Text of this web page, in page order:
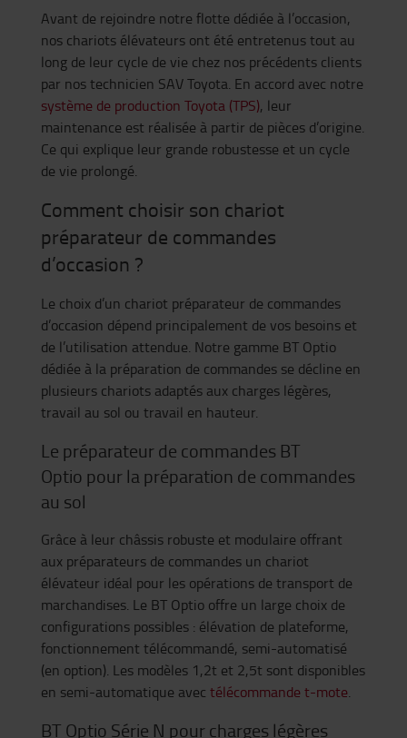
Avant de rejoindre notre flotte dédiée à l’occasion,
nos chariots élévateurs ont été entretenus tout au
long de leur cycle de vie chez nos précédents clients
par nos technicien SAV Toyota. En accord avec notre
système de production Toyota (TPS), leur
maintenance est réalisée à partir de pièces d’origine.
Ce qui explique leur grande robustesse et un cycle
de vie prolongé.
Comment choisir son chariot
préparateur de commandes
d’occasion ?
Le choix d’un chariot préparateur de commandes
d’occasion dépend principalement de vos besoins et
de l’utilisation attendue. Notre gamme BT Optio
dédiée à la préparation de commandes se décline en
plusieurs chariots adaptés aux charges légères,
travail au sol ou travail en hauteur.
Le préparateur de commandes BT
Optio pour la préparation de commandes
au sol
Grâce à leur châssis robuste et modulaire offrant
aux préparateurs de commandes un chariot
élévateur idéal pour les opérations de transport de
marchandises. Le BT Optio offre un large choix de
configurations possibles : élévation de plateforme,
fonctionnement télécommandé, semi-automatisé
(en option). Les modèles 1,2t et 2,5t sont disponibles
en semi-automatique avec télécommande t-mote.
BT Optio Série N pour charges légères